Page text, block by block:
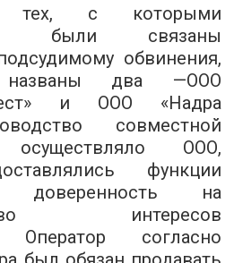
тех, с которыми
были связаны
обвинения,
два —ООО
и ООО «Надра
совместной
осуществляло ООО,
функции
доверенность на
интересов
Оператор согласно